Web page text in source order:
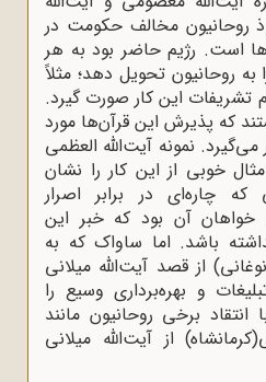
روحانیون مخالف حکومت در
است. رژیم حاضر بود به هر
روحانیون تحویل دهد؛ مثلاً
تشریفات این کار صورت گیرد.
که پذیرش این قرآن‌ها مورد
می‌گیرد. نمونه آیت‌الله العظمی
خوبی از این کار را نشان
که چاره‌ای در برابر اصرار
آن بود که خبر این
باشد. اما ساواک که به
از قصد آیت‌الله میلانی
و بهره‌برداری وسیع را
برخی روحانیون مانند
از آیت‌الله میلانی